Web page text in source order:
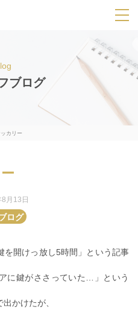
SPメニ
ー
展
用
ボ
ブログ
カリー
月13日
ログ
を開けっ放し5時間」という記事
に鍵がささっていた…」という
かけたが、